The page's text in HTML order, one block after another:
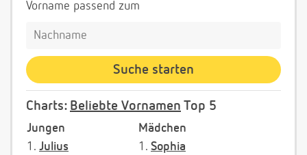
Vorname passend zum
Charts: Beliebte Vornamen Top 5
Jungen
Mädchen
1. Julius
1. Sophia